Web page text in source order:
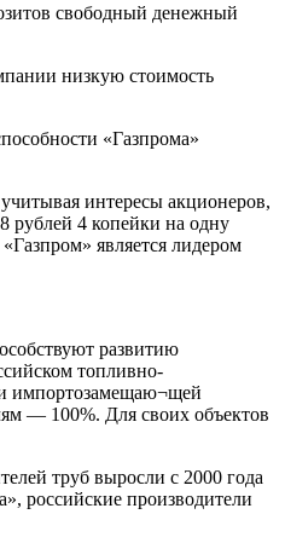
свободный денежный
низкую стоимость
«Газпрома»
интересы акционеров,
рублей 4 копейки на одну
является лидером
развитию
топливно-
импортозамещаю¬щей
— 100%. Для своих объектов
труб выросли с 2000 года
российские производители